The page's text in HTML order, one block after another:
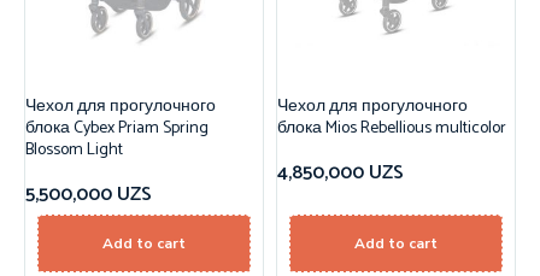
Чехол для прогулочного
блока Cybex Priam Spring
Blossom Light
5,500,000UZS
Add to cart
Чехол для прогулочного
блока Mios Rebellious multicolor
4,850,000UZS
Add to cart